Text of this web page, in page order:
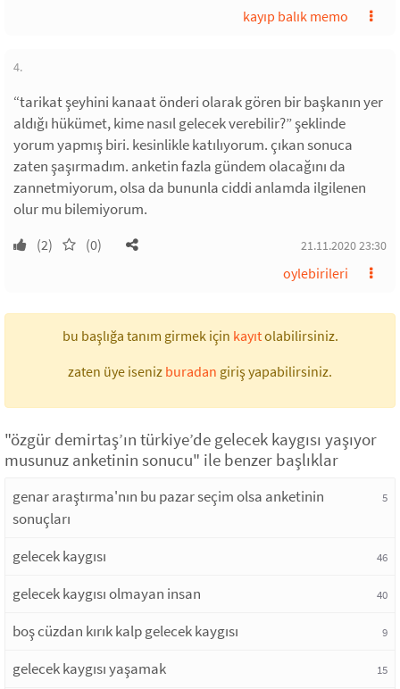
kayıp balık memo
4.
“tarikat şeyhini kanaat önderi olarak gören bir başkanın yer
aldığı hükümet, kime nasıl gelecek verebilir?” şeklinde
yorum yapmış biri. kesinlikle katılıyorum. çıkan sonuca
zaten şaşırmadım. anketin fazla gündem olacağını da
zannetmiyorum, olsa da bununla ciddi anlamda ilgilenen
olur mu bilemiyorum.
(2) (0) 21.11.2020 23:30
oylebirileri
bu başlığa tanım girmek için kayıtolabilirsiniz.
zaten üye iseniz buradan giriş yapabilirsiniz.
"özgür demirtaş’ın türkiye’de gelecek kaygısı yaşıyor
musunuz anketinin sonucu" ile benzer başlıklar
genar araştırma'nın bu pazar seçim olsa anketinin
sonuçları
5
gelecek kaygısı 46
gelecek kaygısı olmayan insan 40
boş cüzdan kırık kalp gelecek kaygısı 9
gelecek kaygısı yaşamak 15